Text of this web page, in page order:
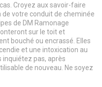
Croyez aux savoir-faire
votre conduit de cheminée
de DM Ramonage
sur le toit et
bouché ou encrassé. Elles
et une intoxication au
inquiétez pas, après
de nouveau. Ne soyez